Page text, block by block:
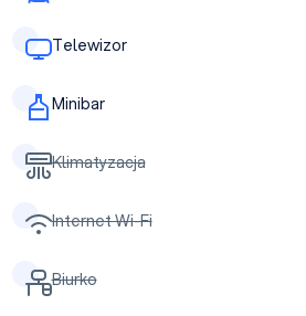
Telewizor
Minibar
Klimatyzacja
Internet Wi-Fi
Biurko